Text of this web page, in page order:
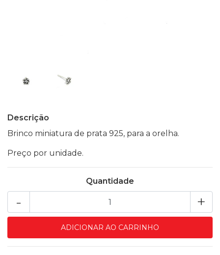
Descrição
Brinco miniatura de prata 925, para a orelha.
Preço por unidade.
Quantidade
+
-